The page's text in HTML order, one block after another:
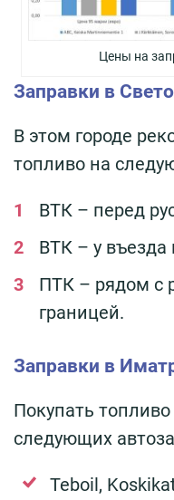
Цены на
Заправки в
В этом городе
топливо на
ВТК – перед
ВТК – у въезда
ПТК – рядом с
границей.
Заправки в
Покупать
следующих
Teboil,